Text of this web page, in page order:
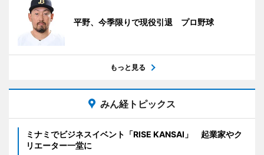
平野、今季限りで現役引退 プロ野球
もっと見る
みん経トピックス
ミナミでビジネスイベント「RISE KANSAI」 起業家やク
リエーター一堂に